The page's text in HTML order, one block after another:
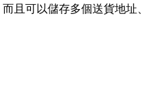
且可以儲存多個送貨地址、